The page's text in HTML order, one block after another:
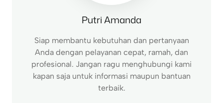
Putri Amanda
Siap membantu kebutuhan dan pertanyaan
Anda dengan pelayanan cepat, ramah, dan
profesional. Jangan ragu menghubungi kami
kapan saja untuk informasi maupun bantuan
terbaik.